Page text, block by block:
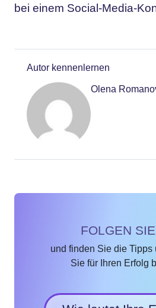
bei einem Social-Media-
Autor kennenlernen
Olena
FOLGEN
und finden Sie die Tipps
Sie für Ihren Erfolg